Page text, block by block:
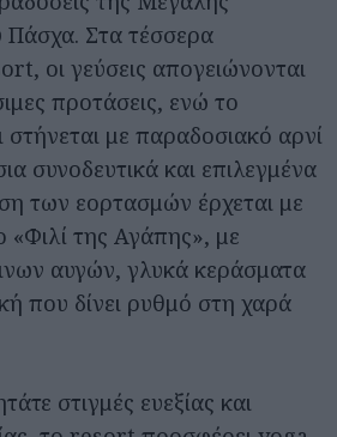
Πάσχα. Στα τέσσερα
οι γεύσεις απογειώνονται
προτάσεις, ενώ το
στήνεται με παραδοσιακό αρνί
συνοδευτικά και επιλεγμένα
των εορτασμών έρχεται με
της Αγάπης», με
αυγών, γλυκά κεράσματα
που δίνει ρυθμό στη χαρά
στιγμές ευεξίας και